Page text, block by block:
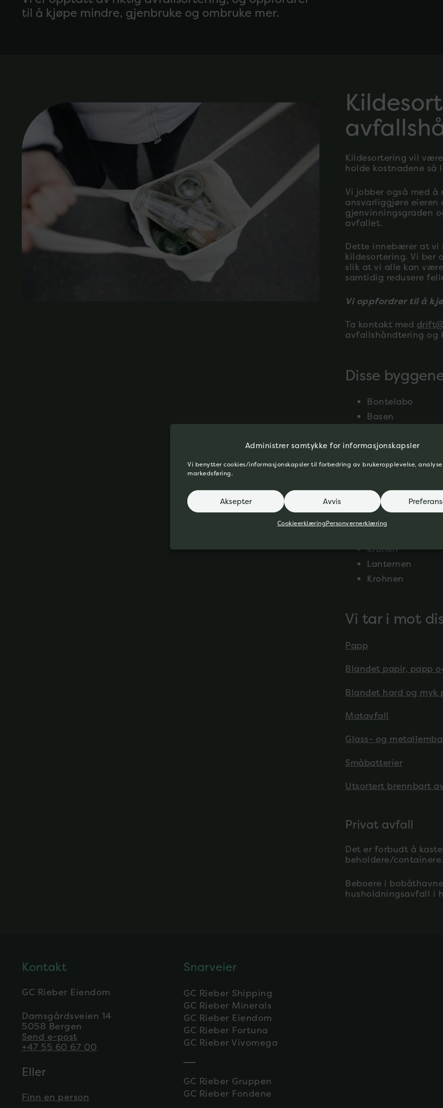
Administrer samtykke for informasjonskapsler
Vi benytter cookies/informasjonskapsler til forbedring av brukeropplevelse,
markedsføring.
Aksepter Avvis
CookieerklæringPersonvernerklæring
til å kjøpe mindre, gjenbruke og ombruke mer.
Kildesortering vil
holde kostnadene så
Vi jobber også med
ansvarliggjøre
gjenvinningsgraden
avfallet.
Dette innebærer at vi
kildesortering. Vi ber
slik at vi alle kan
samtidig redusere
Vi oppfordrer til å
Ta kontakt med
avfallshåndtering og
Disse
Bontelabo
Basen
Magasinet
Slippen
Motorhallen
Kranen
Lanternen
Krohnen
Vi tar i mot
Papp
Blandet papir, papp
Blandet hard og myk
Matavfall
Glass- og
Småbatterier
Utsortert brennbart
Privat avfall
Det er forbudt å
beholdere/containere.
Beboere i
husholdningsavfall i
Kontakt
GC Rieber Eiendom
Damsgårdsveien 14
5058 Bergen
Send e-post
+47 55 60 67 00
Eller
Finn en person
Snarveier
GC Rieber Shipping
GC Rieber Minerals
GC Rieber Eiendom
GC Rieber Fortuna
GC Rieber Vivomega
GC Rieber Gruppen
GC Rieber Fondene